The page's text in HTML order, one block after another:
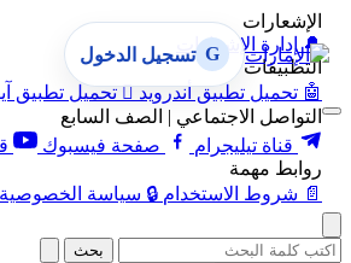
الإشعارات
🔔 إدارة الإشعارات
التطبيقات
🤖 تحميل تطبيق أندرويد  تحميل تطبيق
التواصل الاجتماعي | الصف السابع
قناة تيليجرام
صفحة فيسبوك
روابط مهمة
📄 شروط الاستخدام 🔒 سياسة الخصوصية
G تسجيل الدخول
بحث